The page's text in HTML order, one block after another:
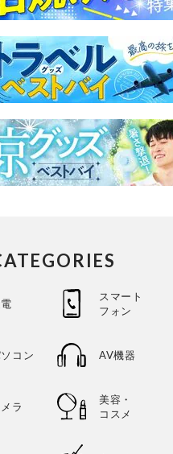
スマート
フォン
コン AV機器
ラ
美容・
コスメ